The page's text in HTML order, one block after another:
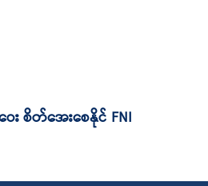
း စိတ်အေးစေနိုင် FNI